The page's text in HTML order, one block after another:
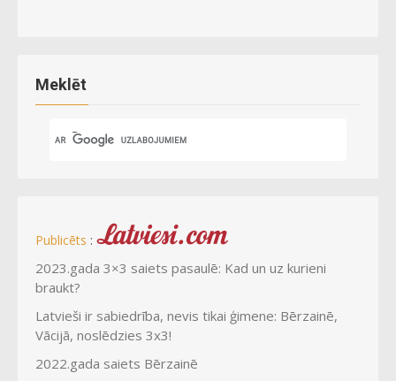
Meklēt
Publicēts :
2023.gada 3×3 saiets pasaulē: Kad un uz kurieni
braukt?
Latvieši ir sabiedrība, nevis tikai ģimene: Bērzainē,
Vācijā, noslēdzies 3x3!
2022.gada saiets Bērzainē